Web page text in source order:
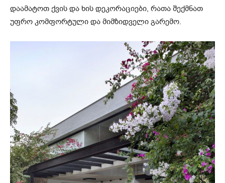
დაამატოთ ქვის და ხის დეკორაციები, რათა შექმნათ
უფრო კომფორტული და მიმზიდველი გარემო.